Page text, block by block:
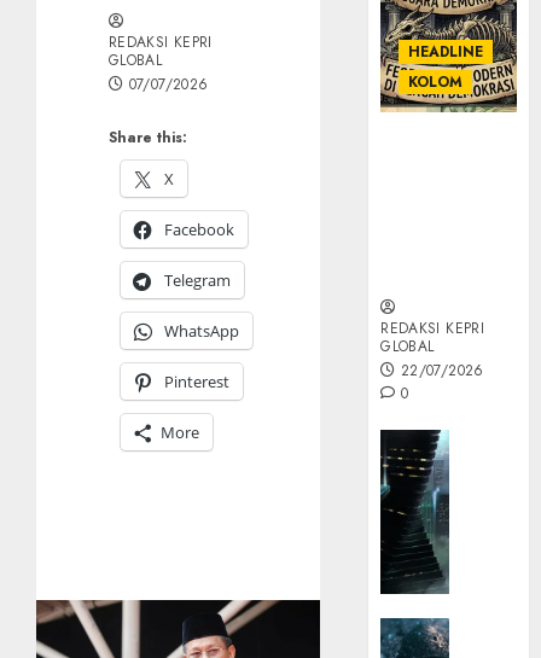
Share this:
X
Facebook
Telegram
WhatsApp
Pinterest
More
REDAKSI KEPRI
GLOBAL
07/07/2026
HEADLINE
KOLOM
REDAKSI KEPRI
GLOBAL
22/07/2026
0